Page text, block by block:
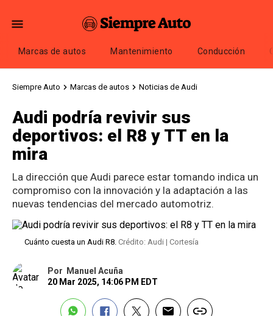
Marcas de autos Mantenimiento Conducción
Siempre Auto Marcas de autos Noticias de Audi
Audi podría revivir sus
deportivos: el R8 y TT en la
mira
La dirección que Audi parece estar tomando indica un
compromiso con la innovación y la adaptación a las
nuevas tendencias del mercado automotriz.
Cuánto cuesta un Audi R8. Crédito: Audi | Cortesía
Por
Manuel Acuña
20 Mar 2025, 14:06 PM EDT